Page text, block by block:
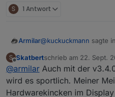
S 1 Antwort
Armilar@kuckuckmann sagte in
@skatbert
Vlt. kannst Du zwei
@Kuckuckmann :
Script nur auf die
S
Offline
Skatbertschrieb am 22. Sept.
zuletzt editiert von
@armilar Auch mit der
wird es sportlich. Meiner
Hardwarekincken im